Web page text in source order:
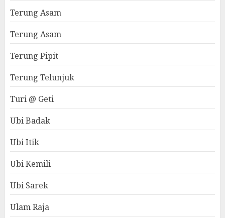
Terung Asam
Terung Asam
Terung Pipit
Terung Telunjuk
Turi @ Geti
Ubi Badak
Ubi Itik
Ubi Kemili
Ubi Sarek
Ulam Raja